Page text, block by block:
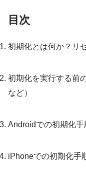
目次
初期化とは何か？リ
初期化を実行する前
など）
Androidでの初期化
iPhoneでの初期化手